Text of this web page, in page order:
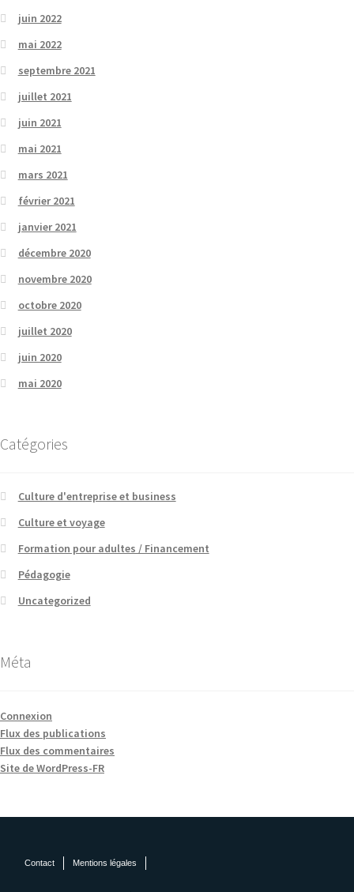
juin 2022
mai 2022
septembre 2021
juillet 2021
juin 2021
mai 2021
mars 2021
février 2021
janvier 2021
décembre 2020
novembre 2020
octobre 2020
juillet 2020
juin 2020
mai 2020
Catégories
Culture d'entreprise et business
Culture et voyage
Formation pour adultes / Financement
Pédagogie
Uncategorized
Méta
Connexion
Flux des publications
Flux des commentaires
Site de WordPress-FR
Contact Mentions légales